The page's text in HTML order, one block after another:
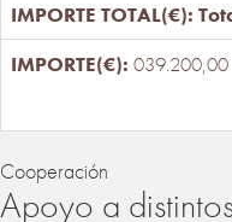
039.200,00
Cooperación
Apoyo a